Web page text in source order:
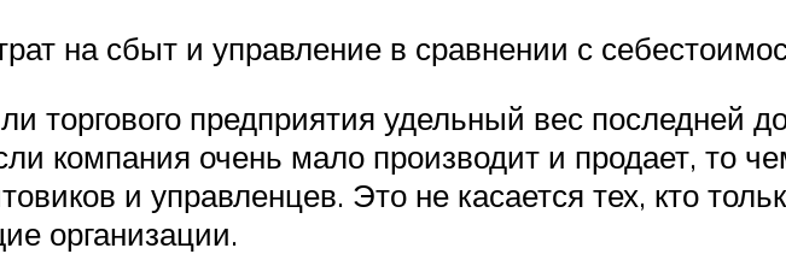
на сбыт и управление в сравнении с
торгового предприятия удельный вес
компания очень мало производит и продает, то
и управленцев. Это не касается тех, кто
организации.